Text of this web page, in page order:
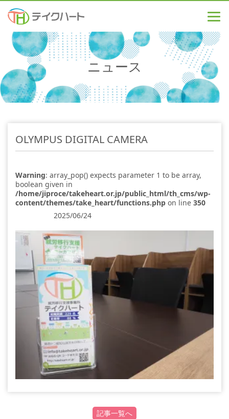
ニュース
OLYMPUS DIGITAL CAMERA
Warning: array_pop() expects parameter 1 to be array,
boolean given in
/home/jiproce/takeheart.or.jp/public_html/th_cms/wp-
content/themes/take_heart/functions.php on line 350
2025/06/24
記事一覧へ